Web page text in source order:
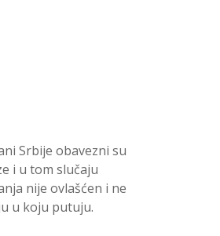
Srbije obavezni su
i u tom slučaju
nije ovlašćen i ne
u koju putuju.